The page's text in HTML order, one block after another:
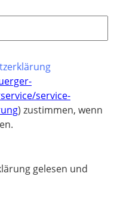
service-
) zustimmen, wenn
gelesen und